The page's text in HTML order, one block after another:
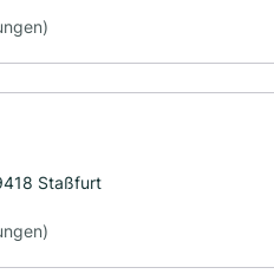
Staßfurt